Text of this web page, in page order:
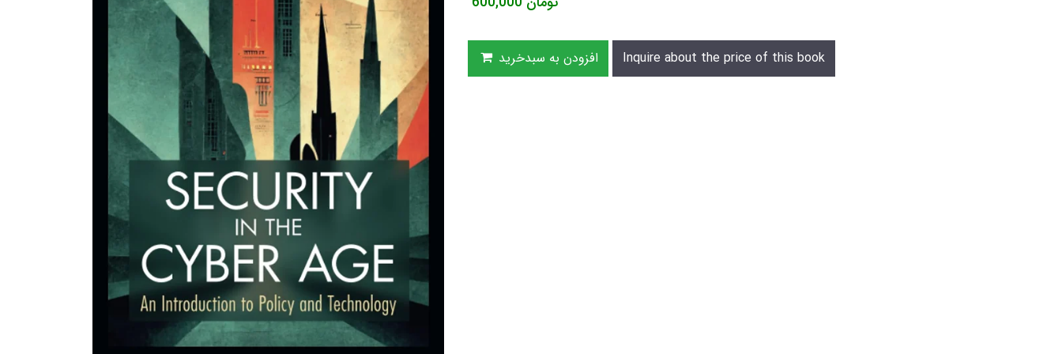
افزودن به سبدخرید Inquire about the price of this book